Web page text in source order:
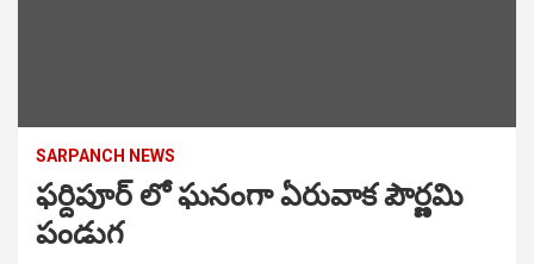
SARPANCH NEWS
ఫర్దిపూర్ లో ఘనంగా ఏరువాక పౌర్ణమి
పండుగ